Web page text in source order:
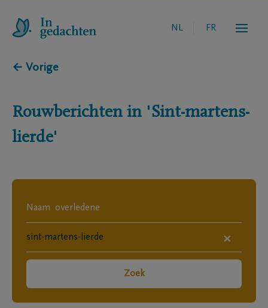
NL FR
← Vorige
Rouwberichten in 'Sint-martens-
lierde'
×
Zoek